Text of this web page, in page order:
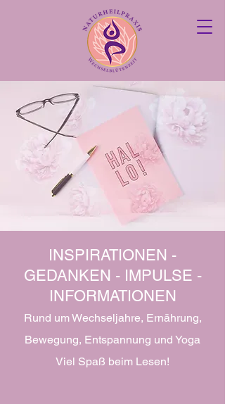
INSPIRATIONEN -
GEDANKEN - IMPULSE -
INFORMATIONEN
Rund um Wechseljahre, Ernährung,
Bewegung, Entspannung und Yoga
Viel Spaß beim Lesen!